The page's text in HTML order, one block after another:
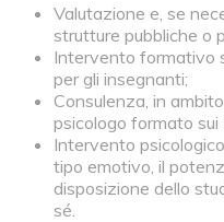
Valutazione e, se
strutture pubbliche o
Intervento formativo
per gli insegnanti;
Consulenza, in
psicologo formato sui
Intervento
tipo emotivo, il
disposizione dello
sé.